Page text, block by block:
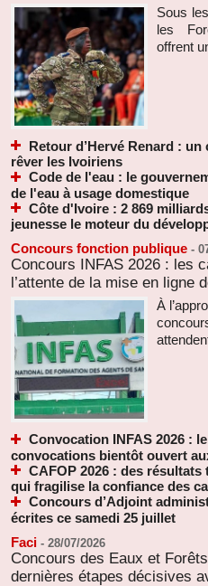
Sous
les
offrent
Retour d’Hervé Renard :
rêver les Ivoiriens
Code de l'eau : le
de l'eau à usage domestique
Côte d'Ivoire : 2 869
jeunesse le moteur du
Concours fonction publique -
Concours INFAS 2026 : les
l’attente de la mise en ligne
À
Convocation INFAS 2026 :
convocations bientôt ouvert
CAFOP 2026 : des
qui fragilise la confiance des
Concours d’Adjoint
écrites ce samedi 25 juillet
Faci - 28/07/2026
Concours des Eaux et
dernières étapes décisives